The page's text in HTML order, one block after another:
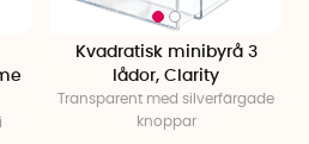
Kvadratisk minibyrå 3
lådor, Clarity
Transparent med silverfärgade
knoppar